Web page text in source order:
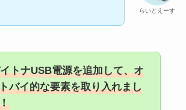
らいとえーす
トナUSB電源を追加して、オ
バイ的な要素を取り入れまし